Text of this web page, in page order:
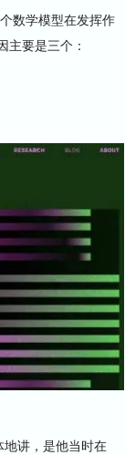
数学模型在发挥作
要是三个：
讲，是他当时在